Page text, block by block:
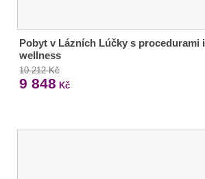
Pobyt v Lázních Lúčky s procedurami i
wellness
10 212 Kč
9 848 Kč